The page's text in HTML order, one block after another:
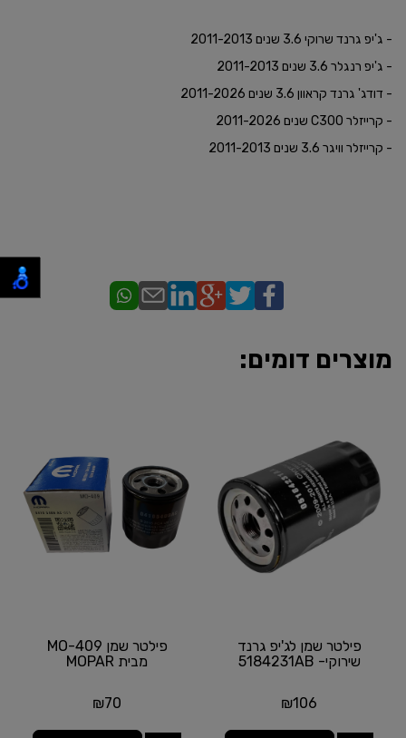
- ג'יפ גרנד שרוקי 3.6 שנים 2011-2013
- ג'יפ רנגלר 3.6 שנים 2011-2013
- דודג' גרנד קראוון 3.6 שנים 2011-2026
- קרייזלר C300 שנים 2011-2026
- קרייזלר וויגר 3.6 שנים 2011-2013
מוצרים דומים:
פילטר שמן לג'יפ גרנד
שירוקי- 5184231AB
₪106
פילטר שמן MO-409
מבית MOPAR
₪70